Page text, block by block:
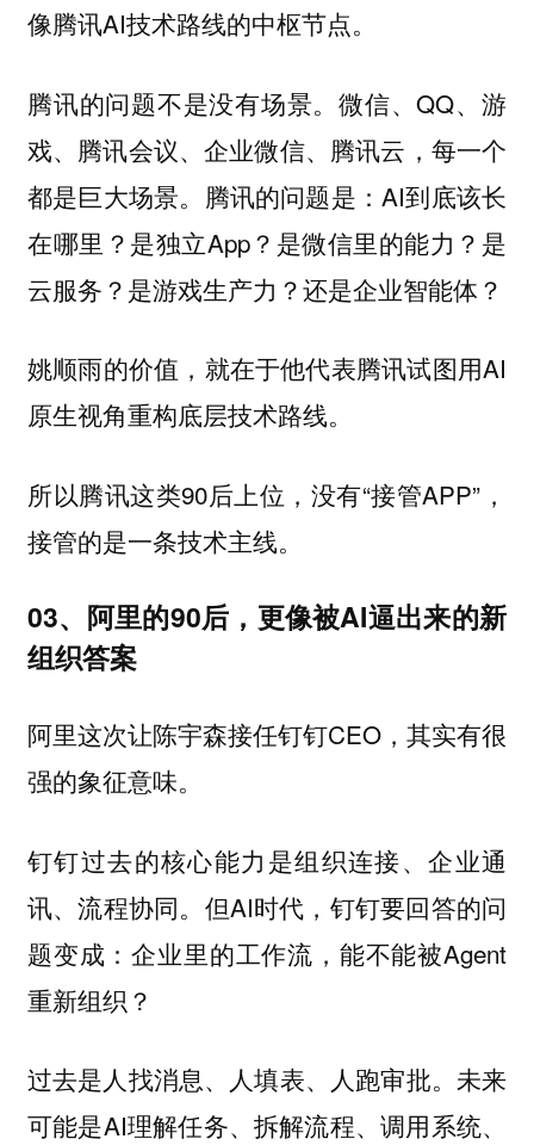
像腾讯AI技术路线的中枢节点。
腾讯的问题不是没有场景。微信、QQ、游
戏、腾讯会议、企业微信、腾讯云，每一个
都是巨大场景。腾讯的问题是：AI到底该长
在哪里？是独立App？是微信里的能力？是
云服务？是游戏生产力？还是企业智能体？
姚顺雨的价值，就在于他代表腾讯试图用AI
原生视角重构底层技术路线。
所以腾讯这类90后上位，没有“接管APP”，
接管的是一条技术主线。
03、阿里的90后，更像被AI逼出来的新
组织答案
阿里这次让陈宇森接任钉钉CEO，其实有很
强的象征意味。
钉钉过去的核心能力是组织连接、企业通
讯、流程协同。但AI时代，钉钉要回答的问
题变成：企业里的工作流，能不能被Agent
重新组织？
过去是人找消息、人填表、人跑审批。未来
可能是AI理解任务、拆解流程、调用系统、